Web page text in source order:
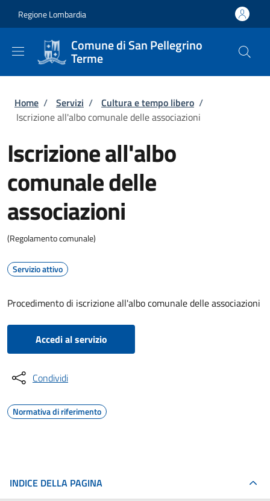
Regione Lombardia
Comune di San Pellegrino
Terme
Briciole di pane
Home / Servizi / Cultura e tempo libero /
Iscrizione all'albo comunale delle associazioni
Iscrizione all'albo
comunale delle
associazioni
(Regolamento comunale)
Servizio attivo
Procedimento di iscrizione all'albo comunale delle associazioni
Accedi al servizio
Condividi
Normativa di riferimento
INDICE DELLA PAGINA